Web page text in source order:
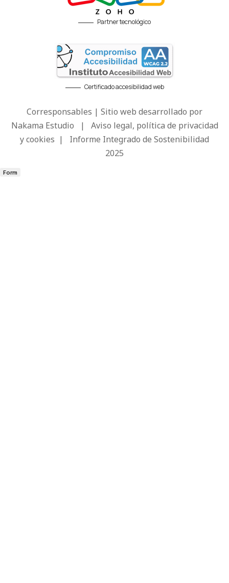
Partner tecnológico
Certificado accesibilidad web
Corresponsables | Sitio web desarrollado por
Nakama Estudio | Aviso legal, política de privacidad
y cookies | Informe Integrado de Sostenibilidad
2025
Form